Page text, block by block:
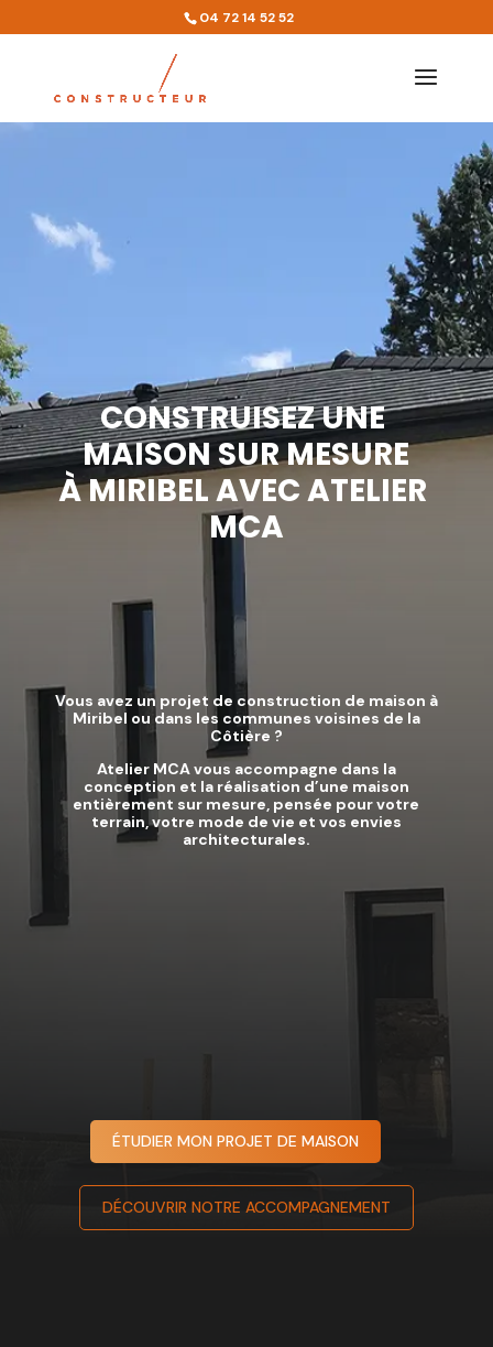
04 72 14 52 52
CONSTRUISEZ UNE
MAISON SUR MESURE
À MIRIBEL AVEC ATELIER
MCA
Vous avez un projet de construction de maison à
Miribel ou dans les communes voisines de la
Côtière ?
Atelier MCA vous accompagne dans la
conception et la réalisation d’une maison
entièrement sur mesure, pensée pour votre
terrain, votre mode de vie et vos envies
architecturales.
ÉTUDIER MON PROJET DE MAISON
DÉCOUVRIR NOTRE ACCOMPAGNEMENT